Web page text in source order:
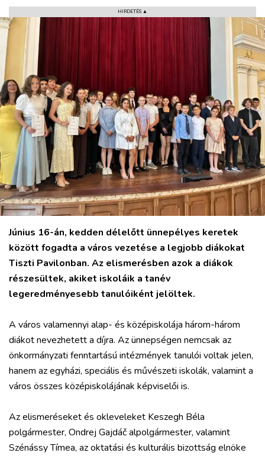
VÁROS
HIRDETÉS ▲
Június 16-án, kedden délelőtt ünnepélyes keretek
között fogadta a város vezetése a legjobb diákokat
Tiszti Pavilonban. Az elismerésben azok a diákok
részesültek, akiket iskoláik a tanév
legeredményesebb tanulóiként jelöltek.
A város valamennyi alap- és középiskolája három-három
diákot nevezhetett a díjra. Az ünnepségen nemcsak az
önkormányzati fenntartású intézmények tanulói voltak jelen,
hanem az egyházi, speciális és művészeti iskolák, valamint a
város összes középiskolájának képviselői is.
Az elismeréseket és okleveleket Keszegh Béla
polgármester, Ondrej Gajdáč alpolgármester, valamint
Szénássy Tímea, az oktatási és kulturális bizottság elnöke